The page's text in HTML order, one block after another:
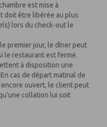
est mise à
doit être libérée au plus
lors du check-out le
premier jour, le dîner peut
le restaurant est fermé.
à disposition une
cas de départ matinal de
encore ouvert, le client peut
collation lui soit